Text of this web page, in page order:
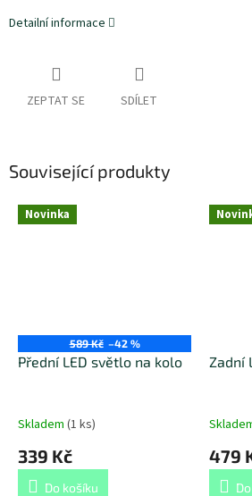
Detailní informace
ZEPTAT SE SDÍLET
Související produkty
Novinka
589 Kč –42 %
Přední LED světlo na kolo
Skladem (1 ks)
339 Kč
Do košíku
Zadní
479